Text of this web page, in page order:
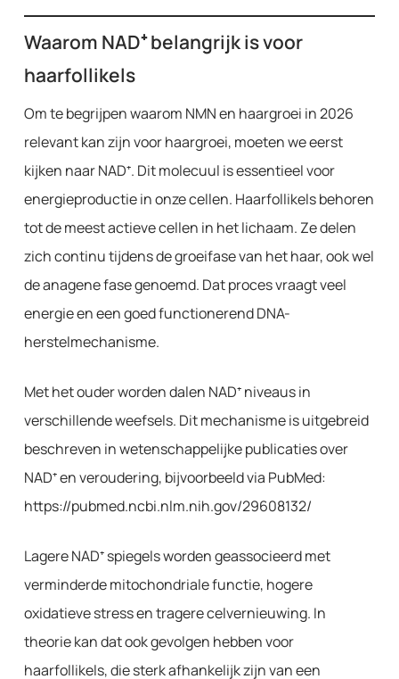
Waarom NAD⁺ belangrijk is voor
haarfollikels
Om te begrijpen waarom NMN en haargroei in 2026
relevant kan zijn voor haargroei, moeten we eerst
kijken naar NAD⁺. Dit molecuul is essentieel voor
energieproductie in onze cellen. Haarfollikels behoren
tot de meest actieve cellen in het lichaam. Ze delen
zich continu tijdens de groeifase van het haar, ook wel
de anagene fase genoemd. Dat proces vraagt veel
energie en een goed functionerend DNA-
herstelmechanisme.
Met het ouder worden dalen NAD⁺ niveaus in
verschillende weefsels. Dit mechanisme is uitgebreid
beschreven in wetenschappelijke publicaties over
NAD⁺ en veroudering, bijvoorbeeld via PubMed:
https://pubmed.ncbi.nlm.nih.gov/29608132/
Lagere NAD⁺ spiegels worden geassocieerd met
verminderde mitochondriale functie, hogere
oxidatieve stress en tragere celvernieuwing. In
theorie kan dat ook gevolgen hebben voor
haarfollikels, die sterk afhankelijk zijn van een